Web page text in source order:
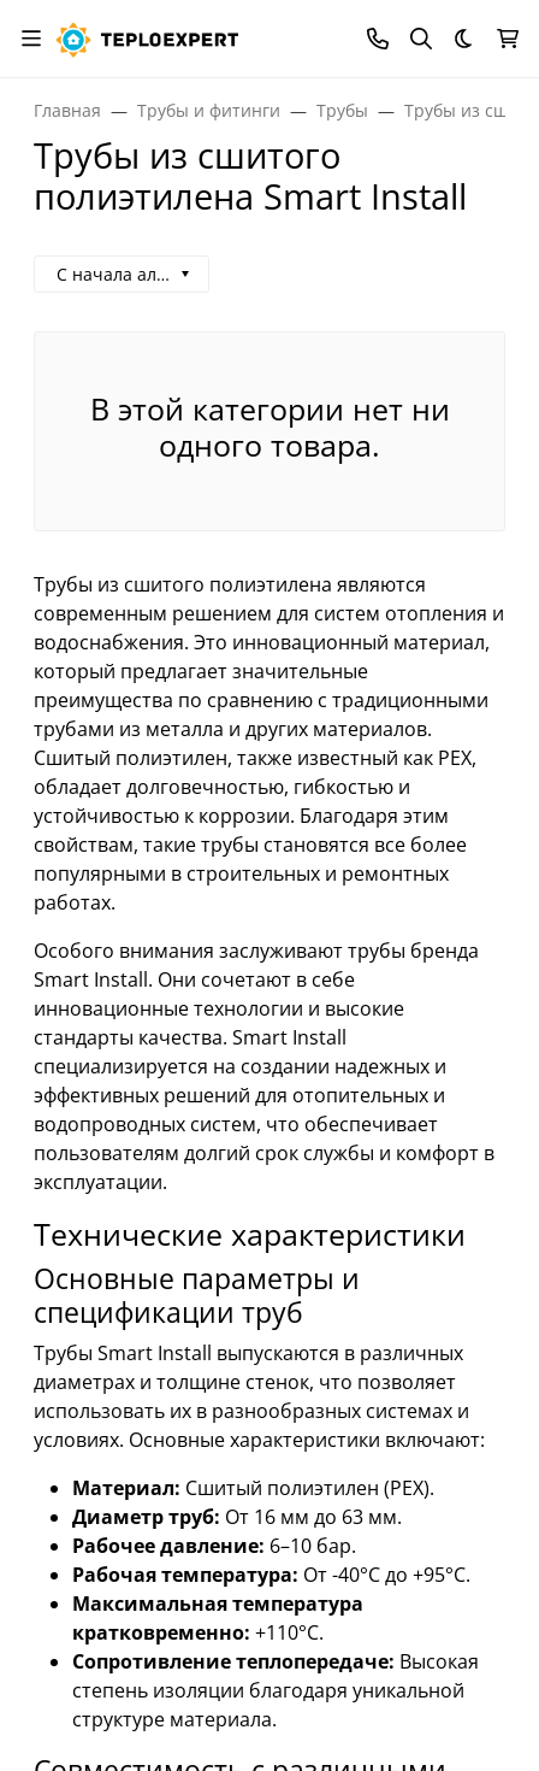
Темная
Главная Трубы и фитинги Трубы Трубы из
Трубы из сшитого
полиэтилена Smart Install
С начала алфавита
В этой категории нет ни
одного товара.
Трубы из сшитого полиэтилена являются
современным решением для систем отопления и
водоснабжения. Это инновационный материал,
который предлагает значительные
преимущества по сравнению с традиционными
трубами из металла и других материалов.
Сшитый полиэтилен, также известный как PEX,
обладает долговечностью, гибкостью и
устойчивостью к коррозии. Благодаря этим
свойствам, такие трубы становятся все более
популярными в строительных и ремонтных
работах.
Особого внимания заслуживают трубы бренда
Smart Install. Они сочетают в себе
инновационные технологии и высокие
стандарты качества. Smart Install
специализируется на создании надежных и
эффективных решений для отопительных и
водопроводных систем, что обеспечивает
пользователям долгий срок службы и комфорт в
эксплуатации.
Технические характеристики
Основные параметры и
спецификации труб
Трубы Smart Install выпускаются в различных
диаметрах и толщине стенок, что позволяет
использовать их в разнообразных системах и
условиях. Основные характеристики включают:
Материал: Сшитый полиэтилен (PEX).
Диаметр труб: От 16 мм до 63 мм.
Рабочее давление: 6–10 бар.
Рабочая температура: От -40°C до +95°C.
Максимальная температура
кратковременно: +110°C.
Сопротивление теплопередаче: Высокая
степень изоляции благодаря уникальной
структуре материала.